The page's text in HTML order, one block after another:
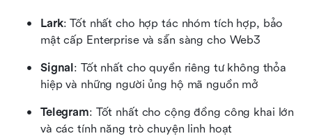
Lark: Tốt nhất cho hợp tác nhóm tích hợp, bảo
mật cấp Enterprise và sẵn sàng cho Web3
Signal: Tốt nhất cho quyền riêng tư không thỏa
hiệp và những người ủng hộ mã nguồn mở
Telegram: Tốt nhất cho cộng đồng công khai lớn
và các tính năng trò chuyện linh hoạt